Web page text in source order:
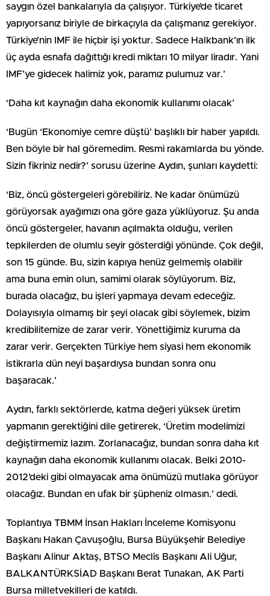
saygın özel bankalarıyla da çalışıyor. Türkiye’de ticaret
yapıyorsanız biriyle de birkaçıyla da çalışmanız gerekiyor.
Türkiye’nin IMF ile hiçbir işi yoktur. Sadece Halkbank’ın ilk
üç ayda esnafa dağıttığı kredi miktarı 10 milyar liradır. Yani
IMF’ye gidecek halimiz yok, paramız pulumuz var.’
‘Daha kıt kaynağın daha ekonomik kullanımı olacak’
‘Bugün ‘Ekonomiye cemre düştü’ başlıklı bir haber yapıldı.
Ben böyle bir hal göremedim. Resmi rakamlarda bu yönde.
Sizin fikriniz nedir?’ sorusu üzerine Aydın, şunları kaydetti:
‘Biz, öncü göstergeleri görebiliriz. Ne kadar önümüzü
görüyorsak ayağımızı ona göre gaza yüklüyoruz. Şu anda
öncü göstergeler, havanın açılmakta olduğu, verilen
tepkilerden de olumlu seyir gösterdiği yönünde. Çok değil,
son 15 günde. Bu, sizin kapıya henüz gelmemiş olabilir
ama buna emin olun, samimi olarak söylüyorum. Biz,
burada olacağız, bu işleri yapmaya devam edeceğiz.
Dolayısıyla olmamış bir şeyi olacak gibi söylemek, bizim
kredibilitemize de zarar verir. Yönettiğimiz kuruma da
zarar verir. Gerçekten Türkiye hem siyasi hem ekonomik
istikrarla dün neyi başardıysa bundan sonra onu
başaracak.’
Aydın, farklı sektörlerde, katma değeri yüksek üretim
yapmanın gerektiğini dile getirerek, ‘Üretim modelimizi
değiştirmemiz lazım. Zorlanacağız, bundan sonra daha kıt
kaynağın daha ekonomik kullanımı olacak. Belki 2010-
2012’deki gibi olmayacak ama önümüzü mutlaka görüyor
olacağız. Bundan en ufak bir şüpheniz olmasın.’ dedi.
Toplantıya TBMM İnsan Hakları İnceleme Komisyonu
Başkanı Hakan Çavuşoğlu, Bursa Büyükşehir Belediye
Başkanı Alinur Aktaş, BTSO Meclis Başkanı Ali Uğur,
BALKANTÜRKSİAD Başkanı Berat Tunakan, AK Parti
Bursa milletvekilleri de katıldı.